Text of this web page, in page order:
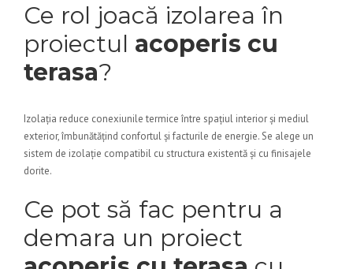
Ce rol joacă izolarea în
proiectul acoperis cu
terasa?
Izolația reduce conexiunile termice între spațiul interior și mediul
exterior, îmbunătățind confortul și facturile de energie. Se alege un
sistem de izolație compatibil cu structura existentă și cu finisajele
dorite.
Ce pot să fac pentru a
demara un proiect